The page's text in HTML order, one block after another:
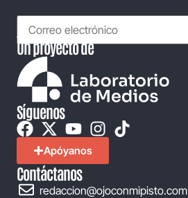
Un proyecto de
Síguenos
Apóyanos
Contáctanos
redaccion@ojoconmipisto.com